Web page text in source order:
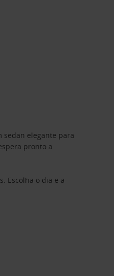
elegante para
pronto a
Escolha o dia e a